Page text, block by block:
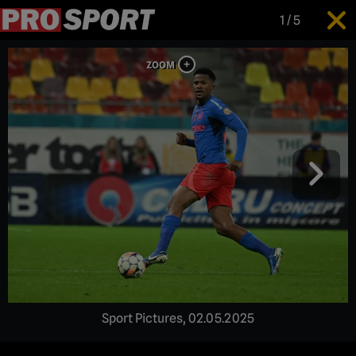
1 /5
Sport Pictures, 02.05.2025